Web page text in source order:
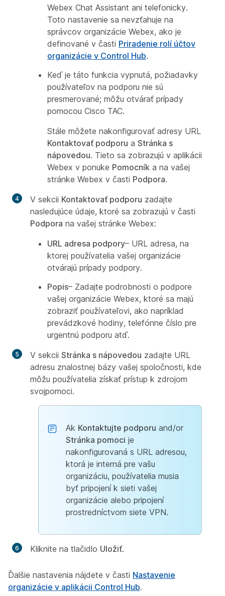
Webex Chat Assistant ani telefonicky.
Toto nastavenie sa nevzťahuje na
správcov organizácie Webex, ako je
definované v časti Priradenie rolí účtov
organizácie v Control Hub.
Keď je táto funkcia vypnutá, požiadavky
používateľov na podporu nie sú
presmerované; môžu otvárať prípady
pomocou Cisco TAC.
Stále môžete nakonfigurovať adresy URL
Kontaktovať podporu a Stránka s
nápovedou. Tieto sa zobrazujú v aplikácii
Webex v ponuke Pomocník a na vašej
stránke Webex v časti Podpora.
V sekcii Kontaktovať podporu zadajte
nasledujúce údaje, ktoré sa zobrazujú v časti
Podpora na vašej stránke Webex:
URL adresa podpory– URL adresa, na
ktorej používatelia vašej organizácie
otvárajú prípady podpory.
Popis– Zadajte podrobnosti o podpore
vašej organizácie Webex, ktoré sa majú
zobraziť používateľovi, ako napríklad
prevádzkové hodiny, telefónne číslo pre
urgentnú podporu atď.
V sekcii Stránka s nápovedou zadajte URL
adresu znalostnej bázy vašej spoločnosti, kde
môžu používatelia získať prístup k zdrojom
svojpomoci.
Ak Kontaktujte podporu and/or
Stránka pomoci je
nakonfigurovaná s URL adresou,
ktorá je interná pre vašu
organizáciu, používatelia musia
byť pripojení k sieti vašej
organizácie alebo pripojení
prostredníctvom siete VPN.
Kliknite na tlačidlo Uložiť.
Ďalšie nastavenia nájdete v časti Nastavenie
organizácie v aplikácii Control Hub.